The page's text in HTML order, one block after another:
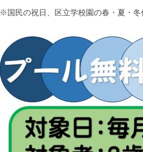
※国民の祝日、区立学校園の春・夏・冬